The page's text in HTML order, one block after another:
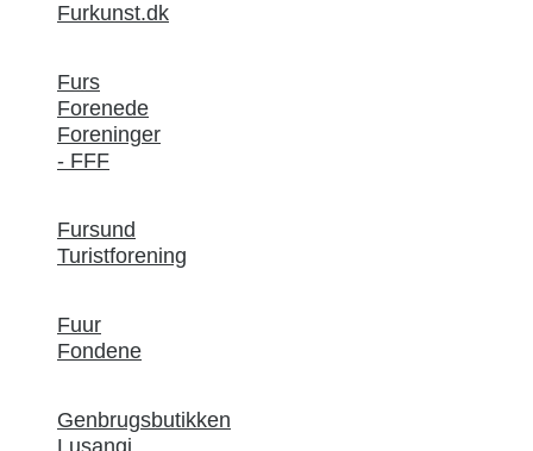
Furkunst.dk
Furs
Forenede
Foreninger
- FFF
Fursund
Turistforening
Fuur
Fondene
Genbrugsbutikken